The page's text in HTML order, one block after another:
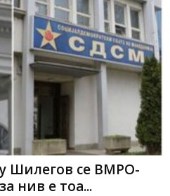
Шилегов се ВМРО-
нив е тоа...